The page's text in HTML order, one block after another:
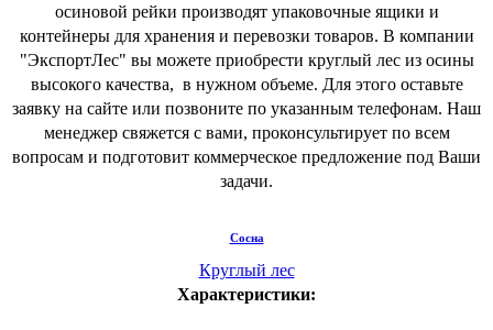
осиновой рейки производят упаковочные ящики и
контейнеры для хранения и перевозки товаров. В компании
"ЭкспортЛес" вы можете приобрести круглый лес из осины
высокого качества, в нужном объеме. Для этого оставьте
заявку на сайте или позвоните по указанным телефонам. Наш
менеджер свяжется с вами, проконсультирует по всем
вопросам и подготовит коммерческое предложение под Ваши
задачи.
Сосна
Круглый лес
Характеристики: